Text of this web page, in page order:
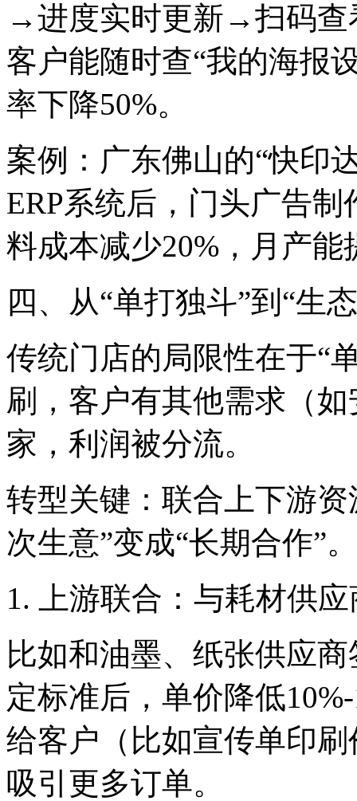
→进度实时更新→扫码查
客户能随时查“我的海报
率下降50%。
案例：广东佛山的“快印
ERP系统后，门头广告
料成本减少20%，月产
四、从“单打独斗”到“生
传统门店的局限性在于
刷，客户有其他需求（
家，利润被分流。
转型关键：联合上下游
次生意”变成“长期合作”。
1. 上游联合：与耗材供
比如和油墨、纸张供应
定标准后，单价降低
给客户（比如宣传单印
吸引更多订单。